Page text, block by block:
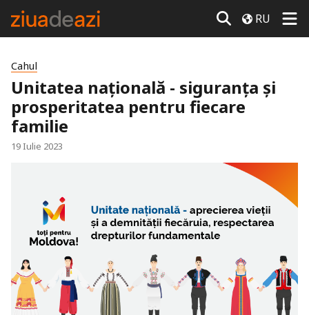
RU
Cahul
Unitatea națională - siguranța și
prosperitatea pentru fiecare
familie
19 Iulie 2023